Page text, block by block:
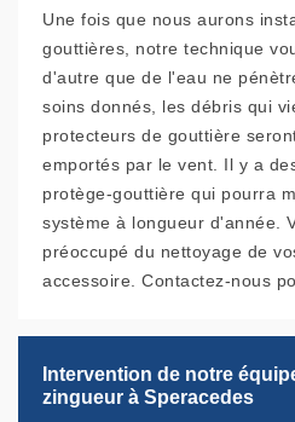
Une fois que nous aurons
gouttières, notre technique
d'autre que de l'eau ne
soins donnés, les débris qui
protecteurs de gouttière
emportés par le vent. Il y a
protège-gouttière qui pourra
système à longueur d'année.
préoccupé du nettoyage de
accessoire. Contactez-nous
Intervention de notre
zingueur à Speracedes